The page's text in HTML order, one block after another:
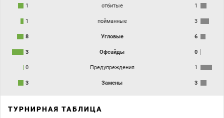
1 отбитые 1
1 пойманные 3
8 Угловые 6
3 Офсайды 0
0 Предупреждения 1
3 Замены 3
ТУРНИРНАЯ ТАБЛИЦА